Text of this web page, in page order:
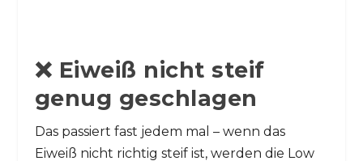
❌ Eiweiß nicht steif
genug geschlagen
Das passiert fast jedem mal – wenn das
Eiweiß nicht richtig steif ist, werden die Low